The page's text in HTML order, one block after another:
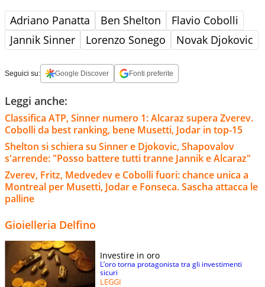
Adriano Panatta Ben Shelton
Flavio Cobolli
Jannik Sinner
Lorenzo Sonego Novak Djokovic
Seguici su: Google Discover Fonti preferite
Leggi anche:
Classifica ATP, Sinner numero 1: Alcaraz supera Zverev.
Cobolli da best ranking, bene Musetti, Jodar in top-15
Shelton si schiera su Sinner e Djokovic, Shapovalov
s'arrende: "Posso battere tutti tranne Jannik e Alcaraz"
Zverev, Fritz, Medvedev e Cobolli fuori: chance unica a
Montreal per Musetti, Jodar e Fonseca. Sascha attacca le
palline
Gioielleria Delfino
Investire in oro
L’oro torna protagonista tra gli investimenti
sicuri
LEGGI